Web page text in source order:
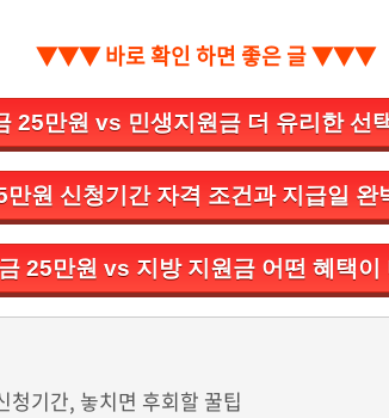
▼▼▼ 바로 확인 하면 좋은 글 ▼▼▼
25만원 vs 민생지원금 더 유리한 선
원 신청기간 자격 조건과 지급일 완
25만원 vs 지방 지원금 어떤 혜택이
청기간, 놓치면 후회할 꿀팁